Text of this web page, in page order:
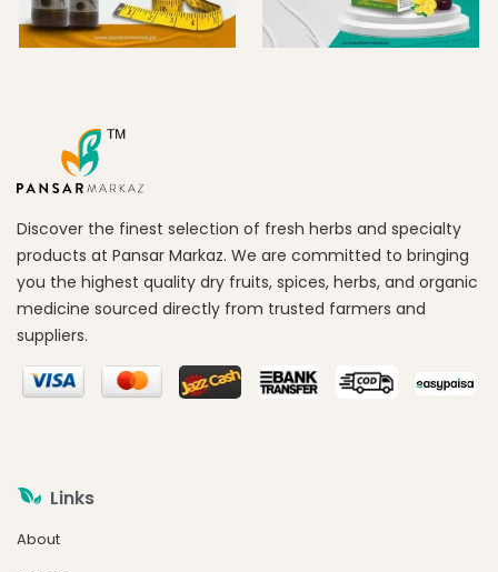
Discover the finest selection of fresh herbs and specialty
products at Pansar Markaz. We are committed to bringing
you the highest quality dry fruits, spices, herbs, and organic
medicine sourced directly from trusted farmers and
suppliers.
Links
About